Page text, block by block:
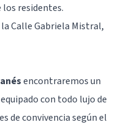
residentes.
Calle Gabriela Mistral,
encontraremos un
con todo lujo de
de convivencia según el